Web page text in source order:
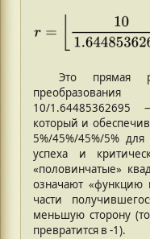
Это прямая
10/1.64485362695
который и
5%/45%/45%/5%
успеха и
«половинчатые»
означают «функцию
части
меньшую сторону
превратится в -1).